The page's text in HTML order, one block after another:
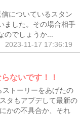
についているスタン
ました。その場合相手
でしょうか...
2023-11-17 17:36:19
ないです！！
トーリーをあげたの
タもアプデして最新の
かの不具合か、それ